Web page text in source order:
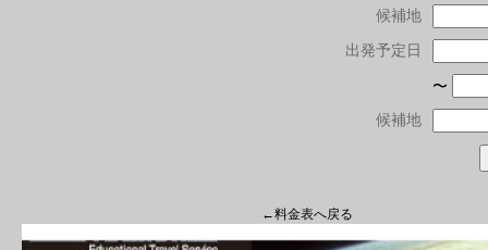
候補地
出発予定日
〜
候補地
←料金表へ戻る